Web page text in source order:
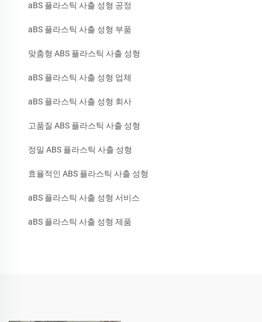
aBS 플라스틱 사출 성형 공정
aBS 플라스틱 사출 성형 부품
맞춤형 ABS 플라스틱 사출 성형
aBS 플라스틱 사출 성형 업체
aBS 플라스틱 사출 성형 회사
고품질 ABS 플라스틱 사출 성형
정밀 ABS 플라스틱 사출 성형
효율적인 ABS 플라스틱 사출 성형
aBS 플라스틱 사출 성형 서비스
aBS 플라스틱 사출 성형 제품